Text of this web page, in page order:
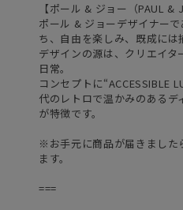
【ポール & ジョー（PAUL &
ポール & ジョーデザイナー
ち、自由を楽しみ、既成には
デザインの源は、クリエイ
日常。
コンセプトに“ACCESSIBLE
代のレトロで温かみのある
が特徴です。
※お手元に商品が届きました
ます。
===